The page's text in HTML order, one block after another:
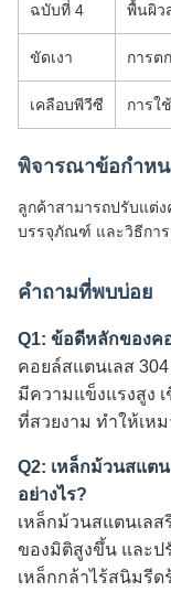
ฉบับที่ 4 พื้นผิว
ขัดเงา การต
เคลือบพีวีซี การใ
พิจารณาข้อกำห
ลูกค้าสามารถปรับแต่
บรรจุภัณฑ์ และวิธีการ
คำถามที่พบบ่อย
Q1: ข้อดีหลักของค
คอยล์สแตนเลส
มีความแข็งแรงสูง
ที่สวยงาม ทำให้เห
Q2: เหล็กม้วนสแต
อย่างไร?
เหล็กม้วนสแตนเล
ของมิติสูงขึ้น และป
เหล็กกล้าไร้สนิมรี